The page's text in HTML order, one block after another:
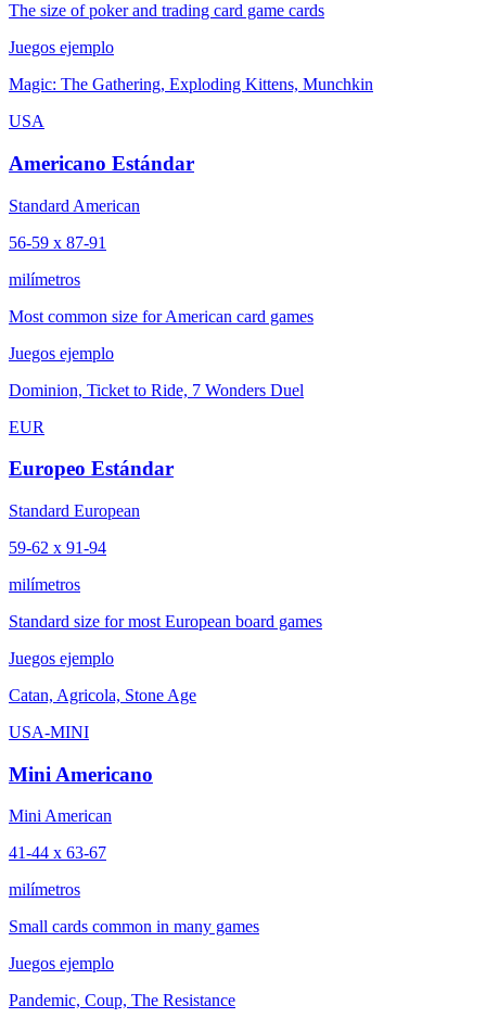
The size of poker and trading card game cards
Juegos ejemplo
Magic: The Gathering, Exploding Kittens, Munchkin
USA
Americano Estándar
Standard American
56-59 x 87-91
milímetros
Most common size for American card games
Juegos ejemplo
Dominion, Ticket to Ride, 7 Wonders Duel
EUR
Europeo Estándar
Standard European
59-62 x 91-94
milímetros
Standard size for most European board games
Juegos ejemplo
Catan, Agricola, Stone Age
USA-MINI
Mini Americano
Mini American
41-44 x 63-67
milímetros
Small cards common in many games
Juegos ejemplo
Pandemic, Coup, The Resistance